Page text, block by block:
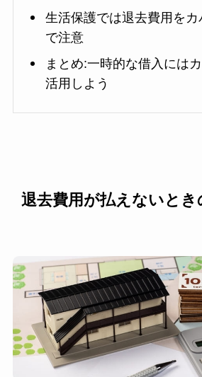
生活保護では退去費用を
で注意
まとめ:一時的な借入には
活用しよう
退去費用が払えないとき